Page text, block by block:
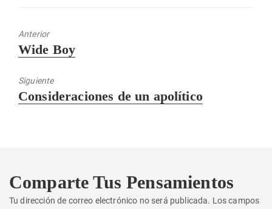
Anterior
Entrada
Wide Boy
Siguiente
Entrada
Consideraciones de un apolítico
Comparte Tus Pensamientos
Tu dirección de correo electrónico no será publicada. Los campos